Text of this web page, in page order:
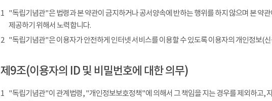
1 "독립기념관"은 법령과 본 약관이 금지하거나 공서양속에 반하는 행위를 하지 않으며 본 약
제공하기 위해서 노력합니다.
2 "독립기념관"은 이용자가 안전하게 인터넷 서비스를 이용할 수 있도록 이용자의 개인정보(
제9조(이용자의 ID 및 비밀번호에 대한 의무)
1 "독립기념관"이 관계법령, "개인정보보호정책"에 의해서 그 책임을 지는 경우를 제외하고,